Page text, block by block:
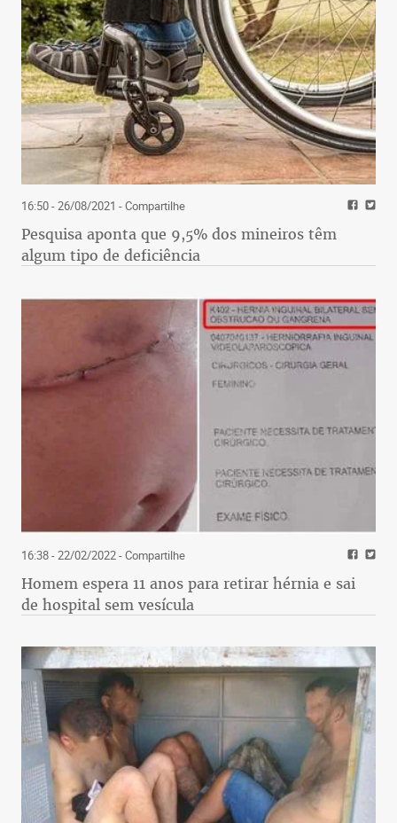
16:50 - 26/08/2021 - Compartilhe
Pesquisa aponta que 9,5% dos mineiros têm
algum tipo de deficiência
16:38 - 22/02/2022- Compartilhe
Homem espera 11 anos para retirar hérnia e sai
de hospital sem vesícula